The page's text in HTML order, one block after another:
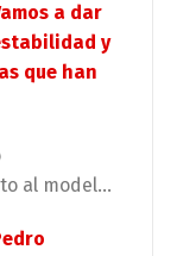
a dar
y
que han
al model...